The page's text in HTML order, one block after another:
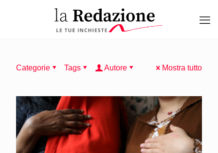
Categorie Tags Autore Mostra tutto